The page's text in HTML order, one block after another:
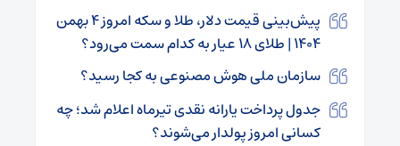
پیش‌بینی قیمت دلار، طلا و سکه امروز ۴ بهمن
۱۴۰۴ | طلای ۱۸ عیار به کدام سمت می‌رود؟
سازمان ملی هوش مصنوعی به کجا رسید؟
جدول پرداخت یارانه نقدی تیرماه اعلام شد؛ چه
کسانی امروز پولدار می‌شوند؟